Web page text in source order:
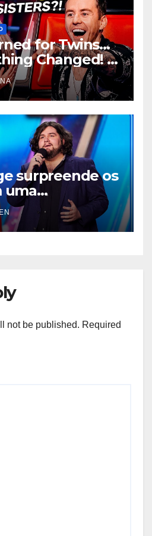
for Twins…
Changed!
surpreende os
uma
inesquecível
not be published. Required